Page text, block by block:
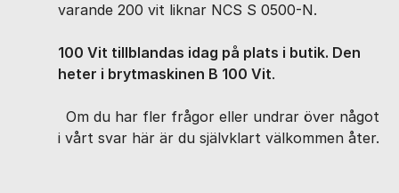
varande 200 vit liknar NCS S 0500-N.
100 Vit tillblandas idag på plats i butik. Den
heter i brytmaskinen B 100 Vit.
Om du har fler frågor eller undrar över något
i vårt svar här är du självklart välkommen åter.